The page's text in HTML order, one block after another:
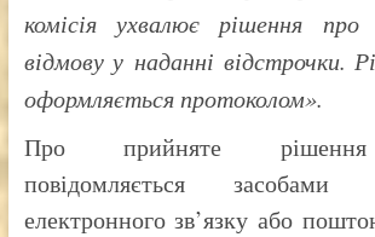
комісія ухвалює рішення
відмову у наданні відстрочки.
оформляється протоколом».
Про прийняте рішення
повідомляється засобами
електронного зв’язку або